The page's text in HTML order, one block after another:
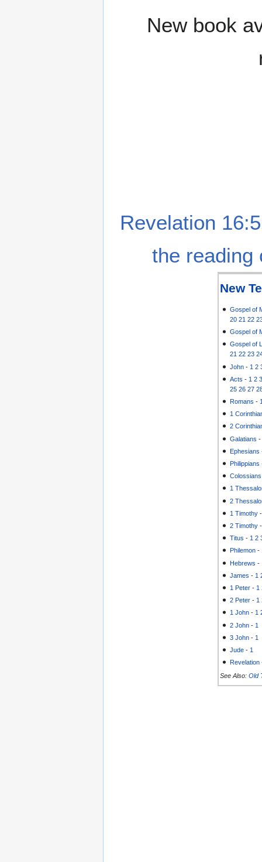
New book
Revelation
the reading
New
Gospel of
20 21 22
Gospel of
Gospel of
21 22 23
John - 1 2
Acts - 1 2
25 26 27
Romans -
1
2
Galatians
Ephesians
Philippians
Colossians
1
2
1 Timothy
2 Timothy
Titus - 1 2
Philemon -
Hebrews -
James - 1
1 Peter - 1
2 Peter - 1
1 John -1
2 John - 1
3 John - 1
Jude - 1
Revelation
See Also: Old